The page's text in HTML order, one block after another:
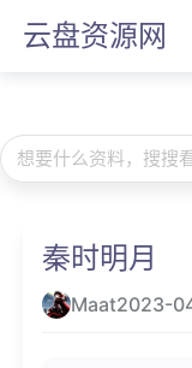
云盘资源网
想要什么资料，搜搜看
秦时明月
Maat2023-